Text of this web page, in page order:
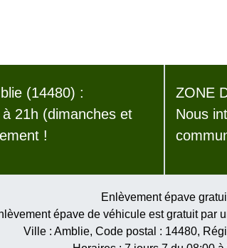
(14480) :
21h (dimanches et
!
ZONE
Nous
Enlèvement épave
épave de véhicule est gratuit par
Ville : Amblie, Code postal : 14480,